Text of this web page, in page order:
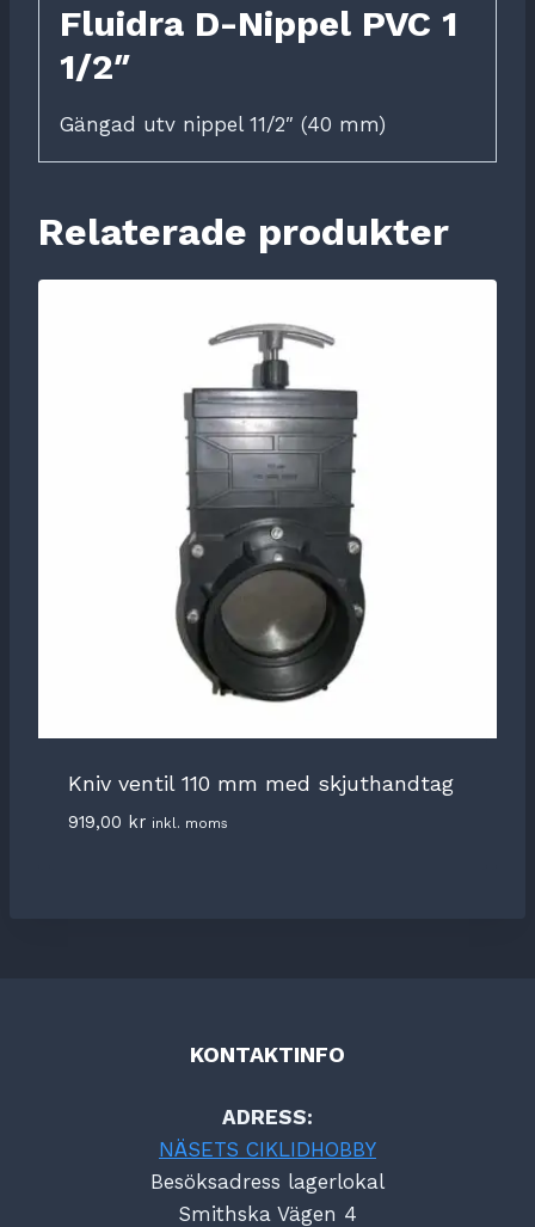
Fluidra D-Nippel PVC 1
1/2″
Gängad utv nippel 11/2″ (40 mm)
Relaterade produkter
Kniv ventil 110 mm med skjuthandtag
919,00 kr inkl. moms
KONTAKTINFO
ADRESS:
NÄSETS CIKLIDHOBBY
Besöksadress lagerlokal
Smithska Vägen 4